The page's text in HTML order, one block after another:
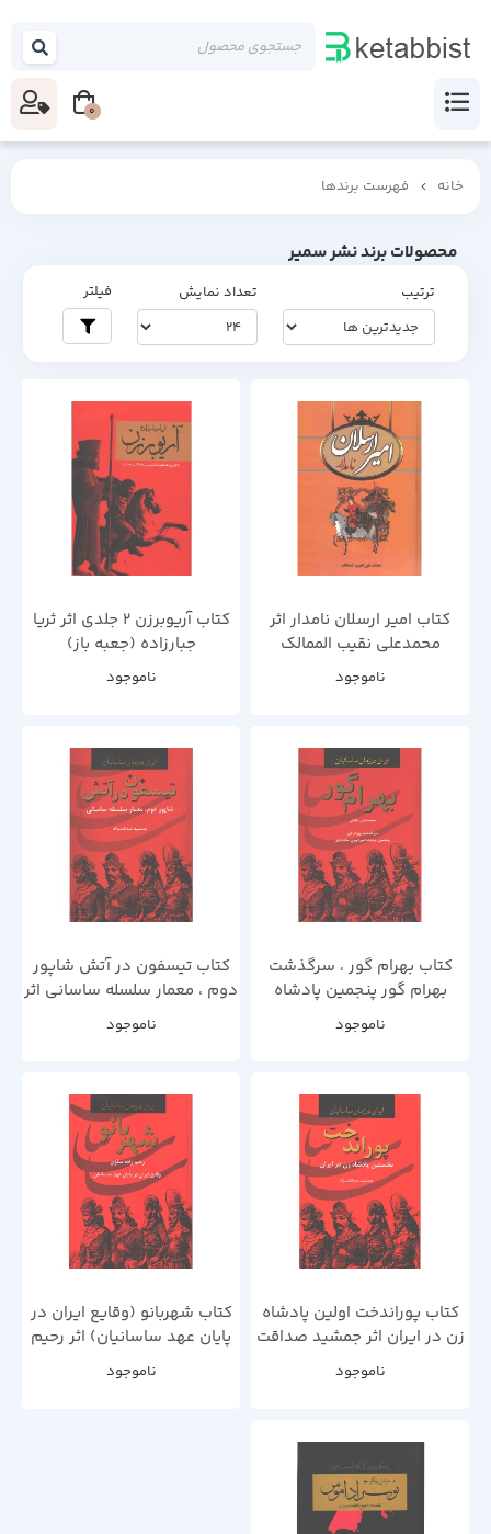
خانه فهرست برندها
محصولات برند نشر سمیر
ترتیب تعداد نمایش فیلتر
کتاب امیر ارسلان نامدار اثر
محمدعلی نقیب الممالک
ناموجود
کتاب آریوبرزن 2 جلدی اثر ثریا
جبارزاده (جعبه باز)
ناموجود
کتاب بهرام گور ، سرگذشت
بهرام گور پنجمین پادشاه
امپراتوری ساسانیان اثر
محمدعلی خلیلی
ناموجود
کتاب تیسفون در آتش شاپور
دوم ، معمار سلسله ساسانی اثر
جمشید صداقت نژاد
ناموجود
کتاب پوراندخت اولین پادشاه
زن در ایران اثر جمشید صداقت
ناموجود
کتاب شهربانو (وقایع ایران در
پایان عهد ساسانیان) اثر رحیم
زاده صفوی
ناموجود
0